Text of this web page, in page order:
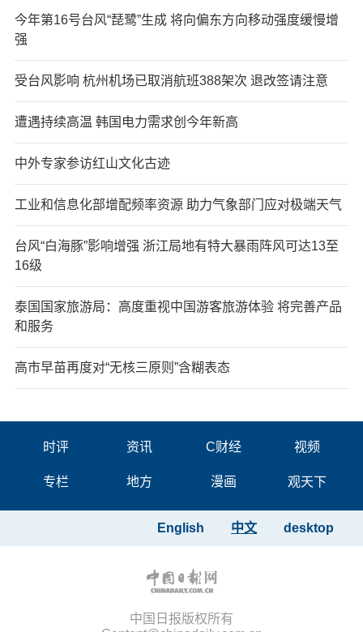
今年第16号台风“琵鹭”生成 将向偏东方向移动强度缓慢增
强
受台风影响 杭州机场已取消航班388架次 退改签请注意
遭遇持续高温 韩国电力需求创今年新高
中外专家参访红山文化古迹
工业和信息化部增配频率资源 助力气象部门应对极端天气
台风“白海豚”影响增强 浙江局地有特大暴雨阵风可达13至
16级
泰国国家旅游局：高度重视中国游客旅游体验 将完善产品
和服务
高市早苗再度对“无核三原则”含糊表态
时评 资讯 C财经 视频
专栏 地方 漫画 观天下
desktop
中文
English
中国日报版权所有